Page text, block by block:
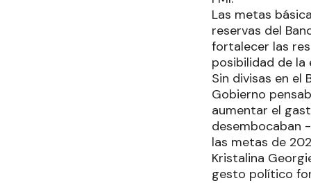
Las metas
reservas del
fortalecer las
posibilidad de
Sin divisas en el
Gobierno
aumentar el
desembocaban
las metas de
Kristalina
gesto político